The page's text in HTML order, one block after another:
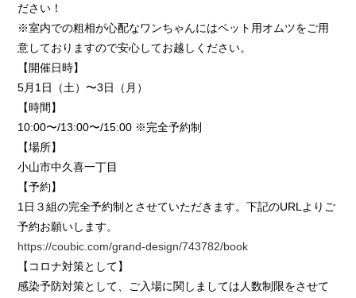
ださい！
※室内での粗相が心配なワンちゃんにはペット用オムツをご用
意しておりますので安心してお越しください。
【開催日時】
5月1日（土）〜3日（月）
【時間】
10:00〜/13:00〜/15:00 ※完全予約制
【場所】
小山市中久喜一丁目
【予約】
1日３組の完全予約制とさせていただきます。下記のURLよりご
予約お願いします。
https://coubic.com/grand-design/743782/book
【コロナ対策として】
感染予防対策として、ご入場に関しましては人数制限をさせて